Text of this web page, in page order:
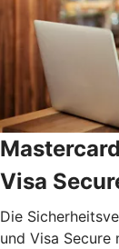
Visa
Die
und Visa Secure